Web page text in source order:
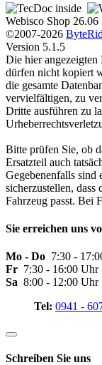
Webisco Shop 26.06
©2007-2026
Version 5.1.5
Die hier angezeigten
dürfen nicht kopiert
die gesamte
vervielfältigen, zu
Dritte ausführen zu
Bitte prüfen Sie, ob
Ersatzteil auch
Gegebenenfalls sind
sicherzustellen, dass
Fahrzeug passt. Bei
Sie erreichen uns
Mo - Do 7:30 -
Fr 7:30 - 16:00 Uhr
Sa 8:00 - 12:00 Uhr
Tel: 0941 -
Schreiben Sie uns